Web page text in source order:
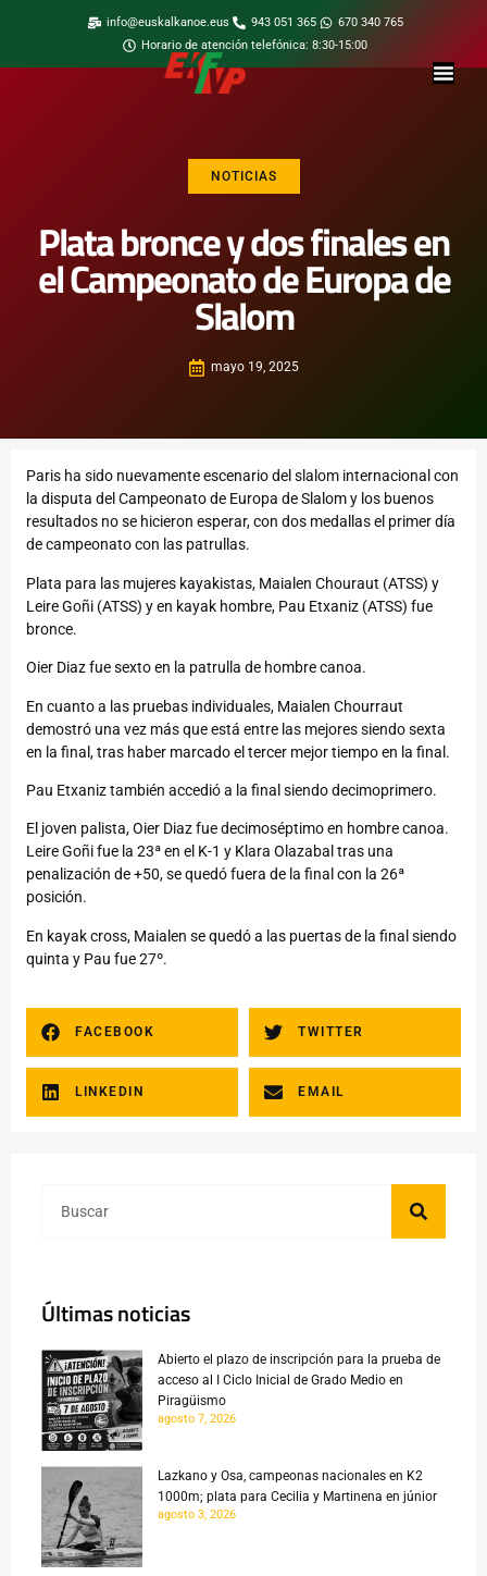
info@euskalkanoe.eus 943 051 365
670 340 765
Horario de atención telefónica: 8:30-15:00
NOTICIAS
Plata bronce y dos finales en
el Campeonato de Europa de
Slalom
mayo 19, 2025
Paris ha sido nuevamente escenario del slalom internacional con
la disputa del Campeonato de Europa de Slalom y los buenos
resultados no se hicieron esperar, con dos medallas el primer día
de campeonato con las patrullas.
Plata para las mujeres kayakistas, Maialen Chouraut (ATSS) y
Leire Goñi (ATSS) y en kayak hombre, Pau Etxaniz (ATSS) fue
bronce.
Oier Diaz fue sexto en la patrulla de hombre canoa.
En cuanto a las pruebas individuales, Maialen Chourraut
demostró una vez más que está entre las mejores siendo sexta
en la final, tras haber marcado el tercer mejor tiempo en la final.
Pau Etxaniz también accedió a la final siendo decimoprimero.
El joven palista, Oier Diaz fue decimoséptimo en hombre canoa.
Leire Goñi fue la 23ª en el K-1 y Klara Olazabal tras una
penalización de +50, se quedó fuera de la final con la 26ª
posición.
En kayak cross, Maialen se quedó a las puertas de la final siendo
quinta y Pau fue 27º.
FACEBOOK TWITTER
LINKEDIN EMAIL
Últimas noticias
Abierto el plazo de inscripción para la prueba de
acceso al I Ciclo Inicial de Grado Medio en
Piragüismo
agosto 7, 2026
Lazkano y Osa, campeonas nacionales en K2
1000m; plata para Cecilia y Martinena en júnior
agosto 3, 2026